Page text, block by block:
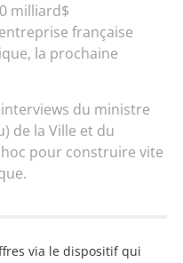
milliard$
française
la prochaine
du ministre
de la Ville et du
pour construire vite
via le dispositif qui